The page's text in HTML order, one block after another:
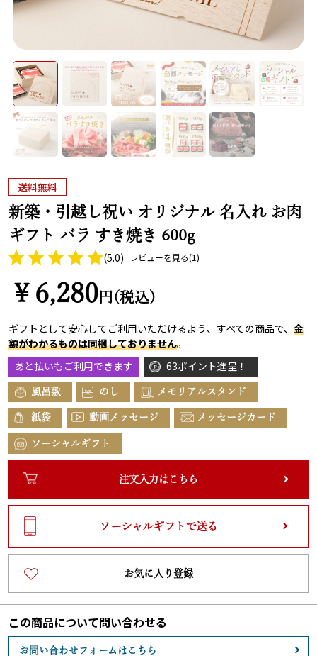
送料無料
新築・引越し祝い オリジナル 名入れ お肉
ギフト バラ すき焼き 600g
(5.0) レビューを見る(1)
￥6,280 円(税込)
ギフトとして安心してご利用いただけるよう、すべての商品で、 金
額がわかるものは同梱しておりません。
あと払いもご利用できます
63ポイント進呈！
風呂敷 のし メモリアルスタンド
紙袋 動画メッセージ メッセージカード
ソーシャルギフト
注文入力はこちら
ソーシャルギフトで送る
お気に入り登録
この商品について問い合わせる
お問い合わせフォームはこちら